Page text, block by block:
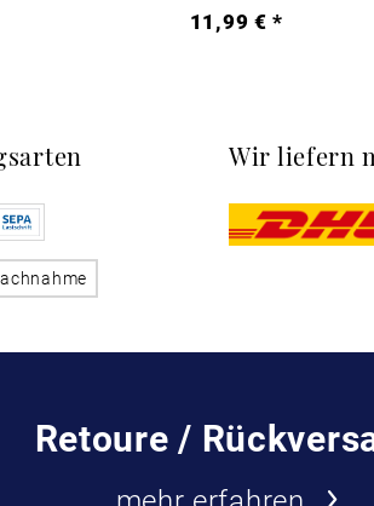
11,99 € *
Retoure /
Wir liefern